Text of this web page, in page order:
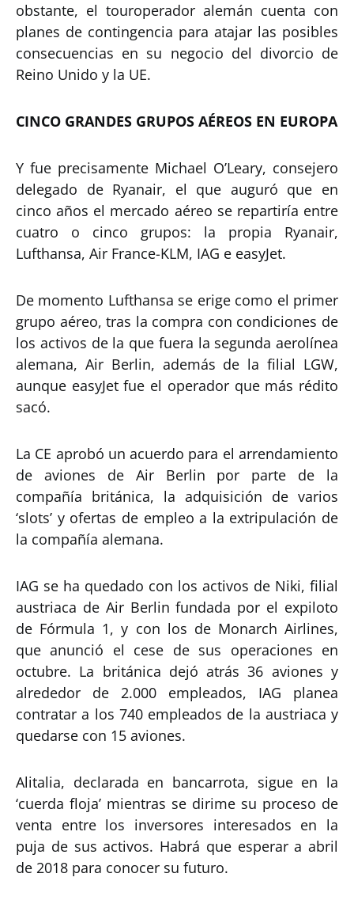
obstante, el touroperador alemán cuenta con
planes de contingencia para atajar las posibles
consecuencias en su negocio del divorcio de
Reino Unido y la UE.
CINCO GRANDES GRUPOS AÉREOS EN EUROPA
Y fue precisamente Michael O’Leary, consejero
delegado de Ryanair, el que auguró que en
cinco años el mercado aéreo se repartiría entre
cuatro o cinco grupos: la propia Ryanair,
Lufthansa, Air France-KLM, IAG e easyJet.
De momento Lufthansa se erige como el primer
grupo aéreo, tras la compra con condiciones de
los activos de la que fuera la segunda aerolínea
alemana, Air Berlin, además de la filial LGW,
aunque easyJet fue el operador que más rédito
sacó.
La CE aprobó un acuerdo para el arrendamiento
de aviones de Air Berlin por parte de la
compañía británica, la adquisición de varios
‘slots’ y ofertas de empleo a la extripulación de
la compañía alemana.
IAG se ha quedado con los activos de Niki, filial
austriaca de Air Berlin fundada por el expiloto
de Fórmula 1, y con los de Monarch Airlines,
que anunció el cese de sus operaciones en
octubre. La británica dejó atrás 36 aviones y
alrededor de 2.000 empleados, IAG planea
contratar a los 740 empleados de la austriaca y
quedarse con 15 aviones.
Alitalia, declarada en bancarrota, sigue en la
‘cuerda floja’ mientras se dirime su proceso de
venta entre los inversores interesados en la
puja de sus activos. Habrá que esperar a abril
de 2018 para conocer su futuro.